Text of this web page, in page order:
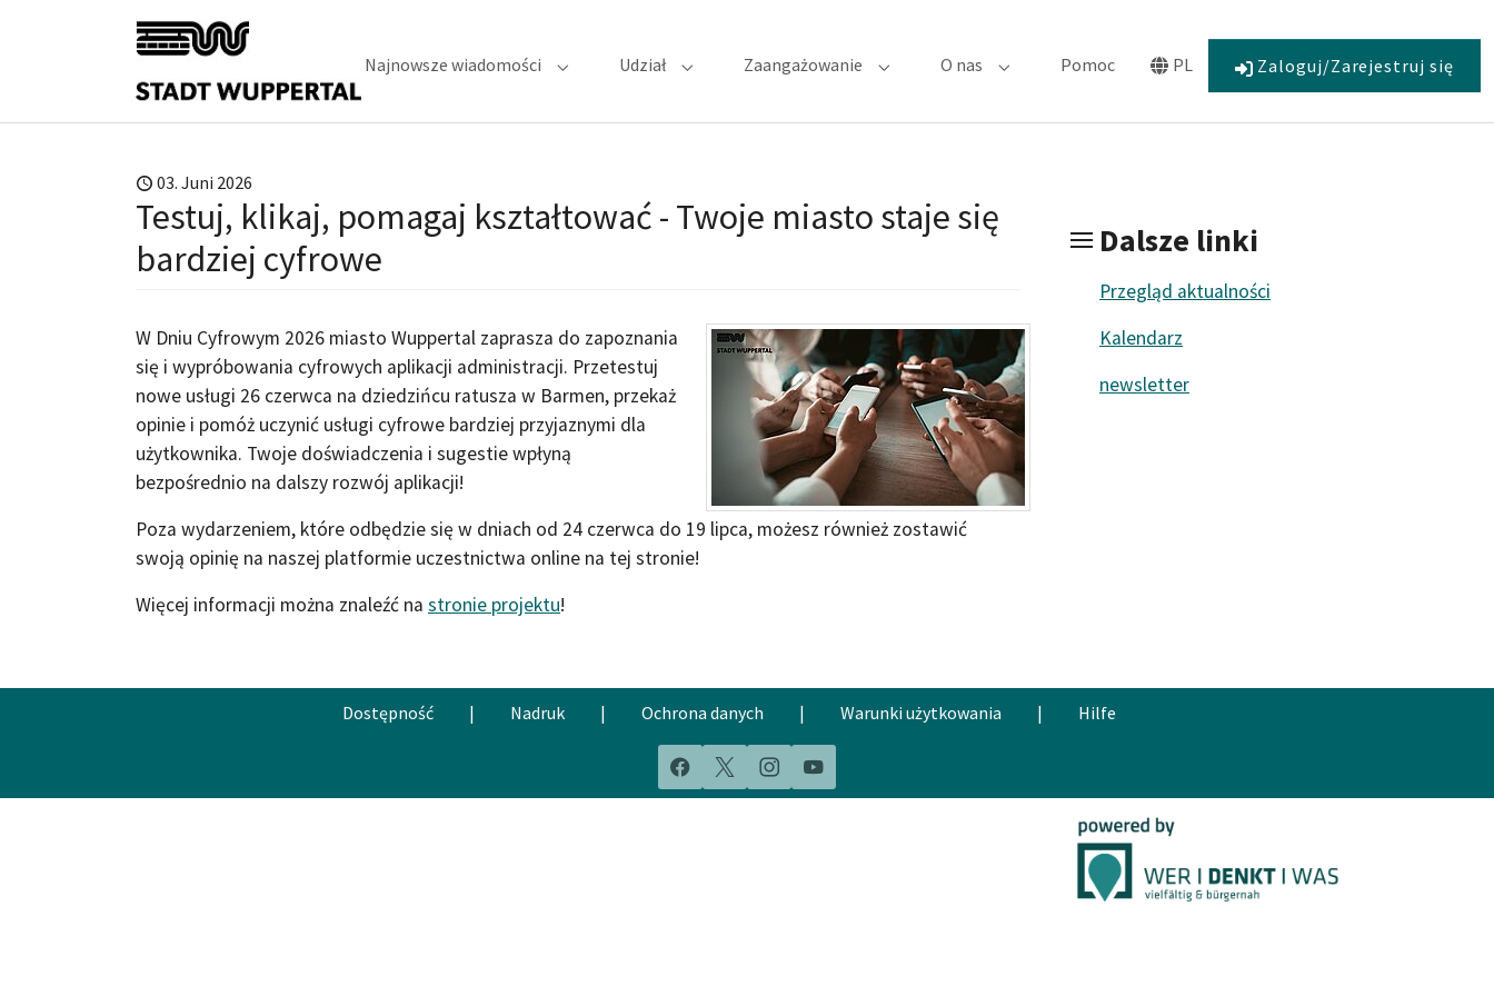
Najnowsze wiadomości Submenu for "Najnowsze wiadomości"
Udział Submenu for "Udział"
Zaangażowanie Submenu for "Zaangażowanie"
O nas Submenu for "O nas"
Pomoc PL
Submenu for "Language"Zaloguj/Zarejestruj się
03. Juni 2026
Testuj, klikaj, pomagaj kształtować - Twoje miasto staje się
bardziej cyfrowe
W Dniu Cyfrowym 2026 miasto Wuppertal zaprasza do zapoznania
się i wypróbowania cyfrowych aplikacji administracji. Przetestuj
nowe usługi 26 czerwca na dziedzińcu ratusza w Barmen, przekaż
opinie i pomóż uczynić usługi cyfrowe bardziej przyjaznymi dla
użytkownika. Twoje doświadczenia i sugestie wpłyną
bezpośrednio na dalszy rozwój aplikacji!
Poza wydarzeniem, które odbędzie się w dniach od 24 czerwca do 19 lipca, możesz również zostawić
swoją opinię na naszej platformie uczestnictwa online na tej stronie!
Więcej informacji można znaleźć na stronie projektu!
Dalsze linki
Przegląd aktualności
Kalendarz
newsletter
Dostępność | Nadruk | Ochrona danych | Warunki użytkowania | Hilfe
Facebook
X InstagramYouTube